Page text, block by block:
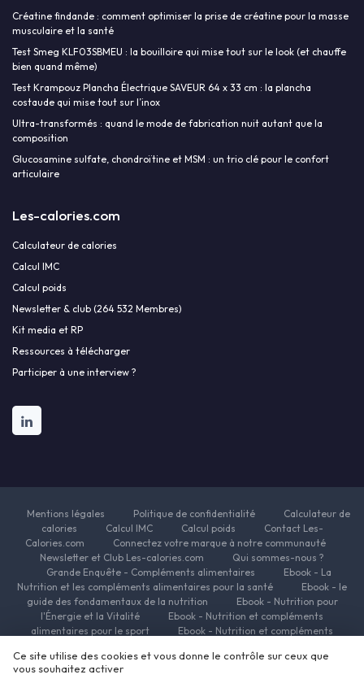
Créatine findande : comment optimiser la prise de créatine pour la masse
musculaire et la santé
Test Smeg KLF03SBMEU : la bouilloire qui mise tout sur le look (et chauffe
bien quand même)
Test Krampouz Plancha Électrique SAVEUR 64 x 33 cm : la plancha
costaude qui mise tout sur l’inox
Ultra-transformés : quand le mode de fabrication nuit autant que la
composition
Glucosamine sulfate, chondroïtine et MSM : un trio clé pour le confort
articulaire
Les-calories.com
Calculateur de calories
Calcul IMC
Calcul poids
Newsletter & club (264 532 Membres)
Kit media et RP
Ressources à télécharger
Participer à une interview ?
Mentions légales Politique de confidentialité
Calculateur de
calories
Calcul IMC Calcul poids
Contact Les-
Calories.com
Connectez votre marque à notre communauté
Newsletter et Club Les-calories.com
Qui sommes-nous ?
Grande Enquête - Compléments alimentaires
Ebook - La
Nutrition et les compléments alimentaires pour la santé
Ebook - le
guide des fondamentaux de la nutrition
Ebook - Nutrition pour
l'Énergie et la Vitalité
Ebook - Nutrition et compléments
alimentaires pour le sport
Ebook - Nutrition et compléments
alimentaires pour la minceur
Ressources Nutrition et Compléments
Ce site utilise des cookies et vous donne le contrôle sur ceux que
vous souhaitez activer